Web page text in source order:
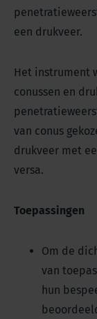
een drukveer.
Het instrument
conussen en
van conus
drukveer met
versa.
Toepassingen
Om de
van
hun